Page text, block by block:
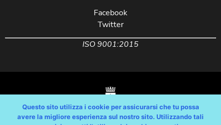
Facebook
Twitter
ISO 9001:2015
Questo sito utilizza i cookie per assicurarsi che tu possa
avere la migliore esperienza sul nostro sito. Utilizzando tali